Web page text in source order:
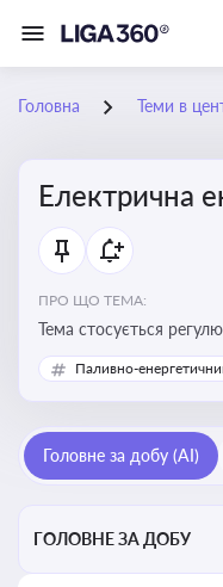
Головна Теми в
Електрична
ПРО ЩО ТЕМА:
Тема стосується
включаючи її
стимули для
Паливно-
Головне за добу (AI)
ГОЛОВНЕ ЗА ДОБУ